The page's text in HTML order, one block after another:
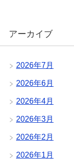
アーカイブ
2026年7月
2026年6月
2026年4月
2026年3月
2026年2月
2026年1月